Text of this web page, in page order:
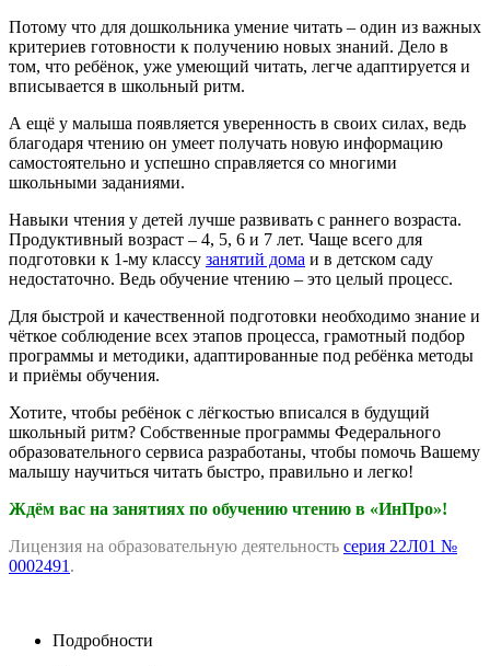
Потому что для дошкольника умение читать – один из важных
критериев готовности к получению новых знаний. Дело в
том, что ребёнок, уже умеющий читать, легче адаптируется и
вписывается в школьный ритм.
А ещё у малыша появляется уверенность в своих силах, ведь
благодаря чтению он умеет получать новую информацию
самостоятельно и успешно справляется со многими
школьными заданиями.
Навыки чтения у детей лучше развивать с раннего возраста.
Продуктивный возраст – 4, 5, 6 и 7 лет. Чаще всего для
подготовки к 1-му классу занятий дома и в детском саду
недостаточно. Ведь обучение чтению – это целый процесс.
Для быстрой и качественной подготовки необходимо знание и
чёткое соблюдение всех этапов процесса, грамотный подбор
программы и методики, адаптированные под ребёнка методы
и приёмы обучения.
Хотите, чтобы ребёнок с лёгкостью вписался в будущий
школьный ритм? Собственные программы Федерального
образовательного сервиса разработаны, чтобы помочь Вашему
малышу научиться читать быстро, правильно и легко!
Ждём вас на занятиях по обучению чтению в «ИнПро»!
Лицензия на образовательную деятельность серия 22Л01 №
0002491 .
Подробности